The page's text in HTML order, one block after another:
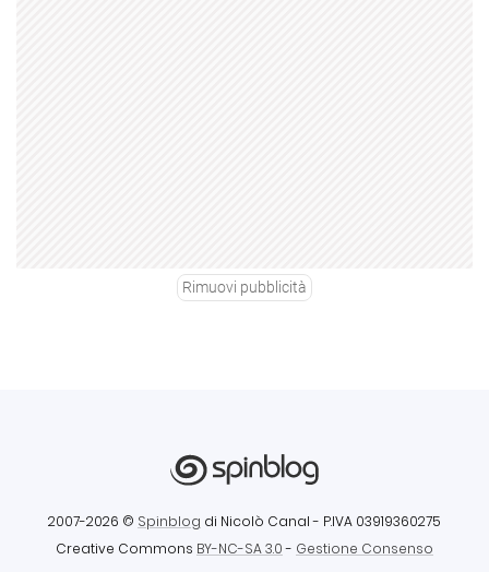
Rimuovi pubblicità
2007-2026 © Spinblog di Nicolò Canal - P.IVA 03919360275
Creative Commons BY-NC-SA 3.0- Gestione Consenso